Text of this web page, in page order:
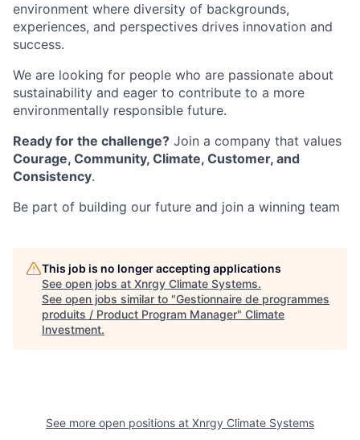
environment where diversity of backgrounds,
experiences, and perspectives drives innovation and
success.
We are looking for people who are passionate about
sustainability and eager to contribute to a more
environmentally responsible future.
Ready for the challenge? Join a company that values
Courage, Community, Climate, Customer, and
Consistency.
Be part of building our future and join a winning team
This job is no longer accepting applications
See open jobs at Xnrgy Climate Systems.
See open jobs similar to "Gestionnaire de programmes
produits / Product Program Manager" Climate
Investment.
See more open positions at Xnrgy Climate Systems